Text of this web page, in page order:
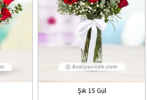
Şık 15 Gül